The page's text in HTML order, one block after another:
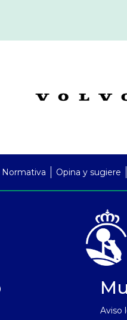
Normativa
Opina y sugiere
Aviso